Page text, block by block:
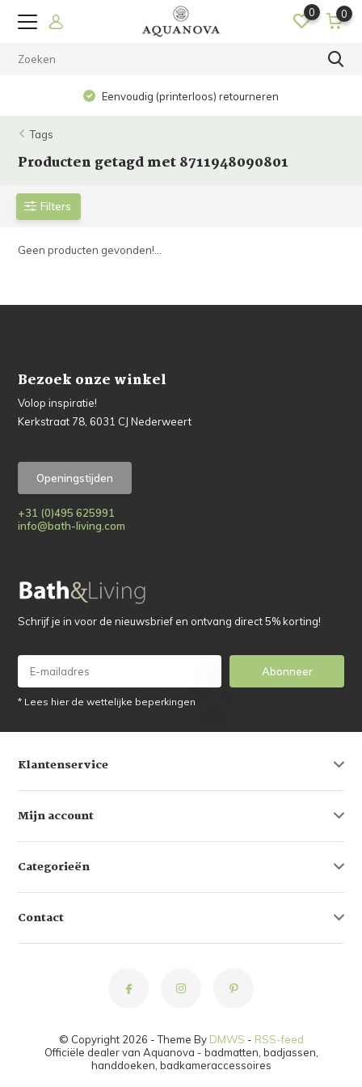
0 0
Eenvoudig (printerloos) retourneren
Tags
Producten getagd met 8711948090801
Filters
Geen producten gevonden!...
Bezoek onze winkel
Volop inspiratie!
Kerkstraat 78, 6031 CJ Nederweert
Openingstijden
+31 (0)495 625991
info@bath-living.com
Schrijf je in voor de nieuwsbrief en ontvang direct 5% korting!
Abonneer
* Lees hier de wettelijke beperkingen
Klantenservice
Mijn account
Categorieën
Contact
© Copyright 2026 - Theme By DMWS - RSS-feed
Officiële dealer van Aquanova - badmatten, badjassen,
handdoeken, badkameraccessoires